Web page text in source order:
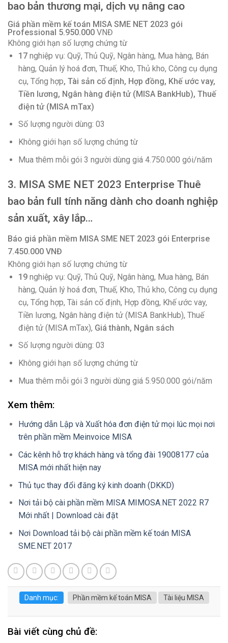
bao bản thương mại, dịch vụ nâng cao
Giá phần mềm kế toán MISA SME NET 2023 gói
Professional 5.950.000 VNĐ
Không giới hạn số lượng chứng từ
17 nghiệp vụ: Quỹ, Thủ Quỹ, Ngân hàng, Mua hàng, Bán
hàng, Quản lý hoá đơn, Thuế, Kho, Thủ kho, Công cụ dụng
cụ, Tổng hợp, Tài sản cố định, Hợp đồng, Khế ước vay,
Tiền lương, Ngân hàng điện tử (MISA BankHub), Thuế
điện tử (MISA mTax)
Số lượng người dùng: 03
Không giới hạn số lượng chứng từ
Mua thêm mỗi gói 3 người dùng giá 4.750.000 gói/năm
3. MISA SME NET 2023 Enterprise Thuê
bao bản full tính năng dành cho doanh nghiệp
sản xuất, xây lắp…
Báo giá phần mềm MISA SME NET 2023 gói Enterprise
7.450.000 VNĐ
Không giới hạn số lượng chứng từ
19 nghiệp vụ: Quỹ, Thủ Quỹ, Ngân hàng, Mua hàng, Bán
hàng, Quản lý hoá đơn, Thuế, Kho, Thủ kho, Công cụ dụng
cụ, Tổng hợp, Tài sản cố định, Hợp đồng, Khế ước vay,
Tiền lương, Ngân hàng điện tử (MISA BankHub), Thuế
điện tử (MISA mTax), Giá thành, Ngân sách
Số lượng người dùng: 03
Không giới hạn số lượng chứng từ
Mua thêm mỗi gói 3 người dùng giá 5.950.000 gói/năm
Xem thêm:
Hướng dẫn Lập và Xuất hóa đơn điện tử mọi lúc mọi nơi
trên phần mềm Meinvoice MISA
Các kênh hỗ trợ khách hàng và tổng đài 19008177 của
MISA mới nhất hiện nay
Thủ tục thay đổi đăng ký kinh doanh (DKKD)
Nơi tải bộ cài phần mềm MISA MIMOSA.NET 2022 R7
Mới nhất | Download cài đặt
Nơi Download tải bộ cài phần mềm kế toán MISA
SME.NET 2017
Danh mục: Phần mềm kế toán MISA Tài liệu MISA
Bài viết cùng chủ đề: